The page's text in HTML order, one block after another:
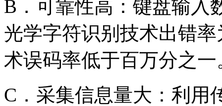
B．可靠性高：键盘输入
光学字符识别技术出错
术误码率低于百万分之一
C．采集信息量大：利用